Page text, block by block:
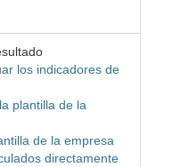
los indicadores de
plantilla de la
de la empresa
directamente